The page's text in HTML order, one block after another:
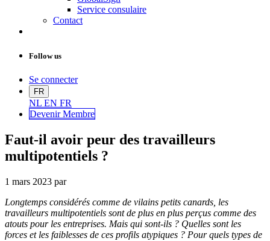
Service consulaire
Contact
Follow us
Se connecter
FR
NL EN FR
Devenir Membre
Faut-il avoir peur des travailleurs
multipotentiels ?
1 mars 2023 par
Longtemps considérés comme de vilains petits canards, les
travailleurs multipotentiels sont de plus en plus perçus comme des
atouts pour les entreprises. Mais qui sont-ils ? Quelles sont les
forces et les faiblesses de ces profils atypiques ? Pour quels types de